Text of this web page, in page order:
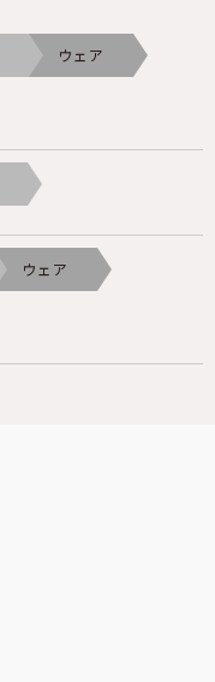
ウェア
ウェア